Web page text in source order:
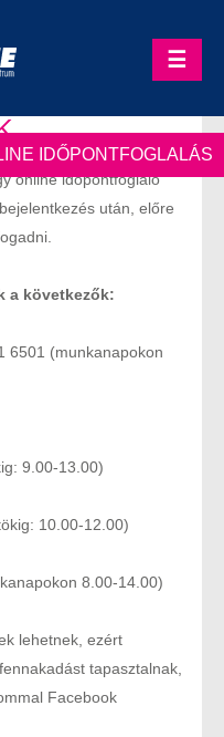
☰
IDŐPONTFOGLALÁS
online időpontfoglaló
után, előre
a következők:
6501 (munkanapokon
9.00-13.00)
10.00-12.00)
8.00-14.00)
lehetnek, ezért
tapasztalnak,
Facebook